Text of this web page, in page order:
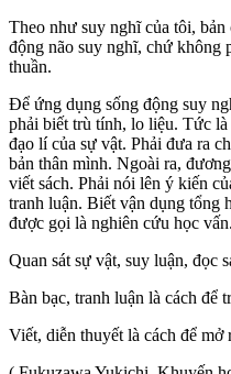
Theo như suy nghĩ của tôi, bản
động não suy nghĩ, chứ không
thuần.
Để ứng dụng sống động suy
phải biết trù tính, lo liệu. Tức là
đạo lí của sự vật. Phải đưa ra
bản thân mình. Ngoài ra,
viết sách. Phải nói lên ý kiến
tranh luận. Biết vận dụng tổng
được gọi là nghiên cứu học vấn.
Quan sát sự vật, suy luận, đọc
Bàn bạc, tranh luận là cách để
Viết, diễn thuyết là cách để mở